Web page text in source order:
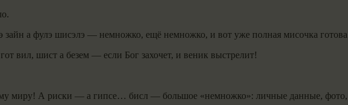
зайн а фулэ шисэлэ — немножко, ещё немножко, и вот уже полная мисочка
вил, шист а безем — если Бог захочет, и веник выстрелит!
миру! А риски — а гипсе… бисл — большое «немножко»: личные данные,